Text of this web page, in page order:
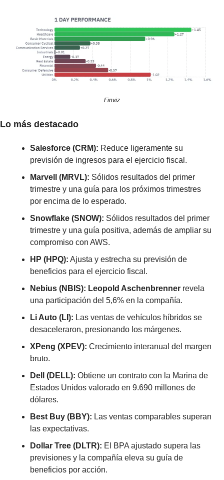
Finviz
Lo más destacado
Salesforce (CRM): Reduce ligeramente su
previsión de ingresos para el ejercicio fiscal.
Marvell (MRVL): Sólidos resultados del primer
trimestre y una guía para los próximos trimestres
por encima de lo esperado.
Snowflake (SNOW): Sólidos resultados del primer
trimestre y una guía positiva, además de ampliar su
compromiso con AWS.
HP (HPQ): Ajusta y estrecha su previsión de
beneficios para el ejercicio fiscal.
Nebius (NBIS): Leopold Aschenbrenner revela
una participación del 5,6% en la compañía.
Li Auto (LI): Las ventas de vehículos híbridos se
desaceleraron, presionando los márgenes.
XPeng (XPEV): Crecimiento interanual del margen
bruto.
Dell (DELL): Obtiene un contrato con la Marina de
Estados Unidos valorado en 9.690 millones de
dólares.
Best Buy (BBY): Las ventas comparables superan
las expectativas.
Dollar Tree (DLTR): El BPA ajustado supera las
previsiones y la compañía eleva su guía de
beneficios por acción.